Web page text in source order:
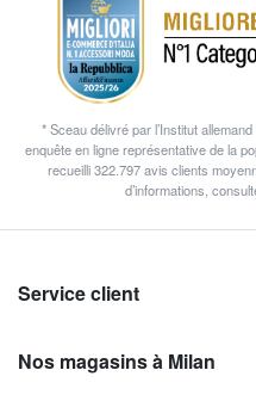
* Sceau délivré par l’Institut
enquête en ligne représentative de la
recueilli 322.797 avis clients
d’informations,
Service client
Nos magasins à Milan